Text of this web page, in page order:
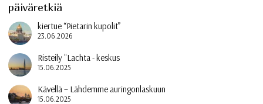
päiväretkiä
kiertue “Pietarin kupolit”
23.06.2026
Risteily "Lachta - keskus
15.06.2025
Kävellä – Lähdemme auringonlaskuun
15.06.2025